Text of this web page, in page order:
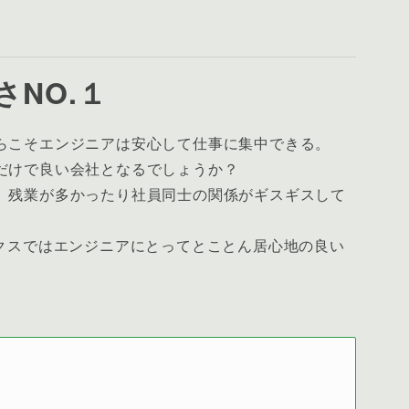
NO.１
こそエンジニアは安心して仕事に集中できる。
で良い会社となるでしょうか？
残業が多かったり社員同士の関係がギスギスして
ではエンジニアにとってとことん居心地の良い